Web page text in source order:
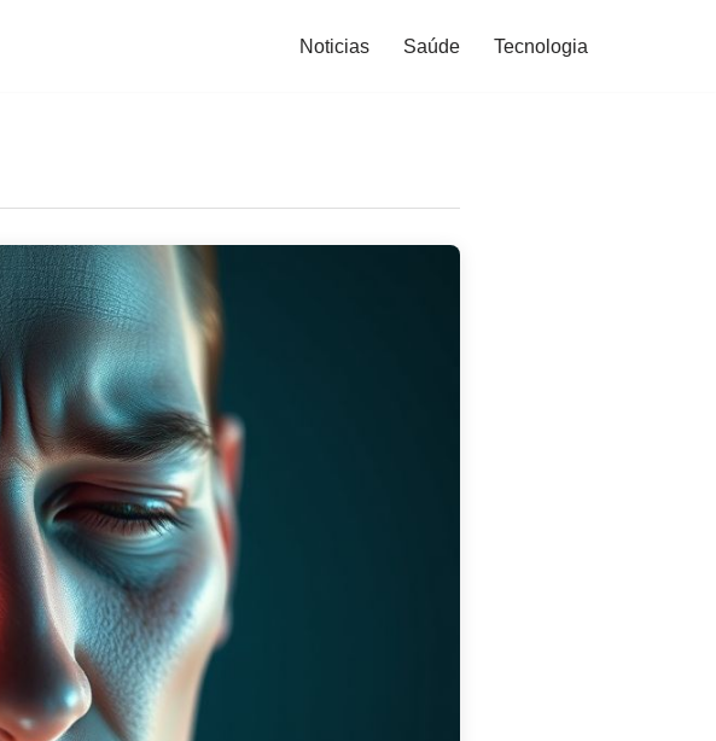
Noticias Saúde Tecnologia